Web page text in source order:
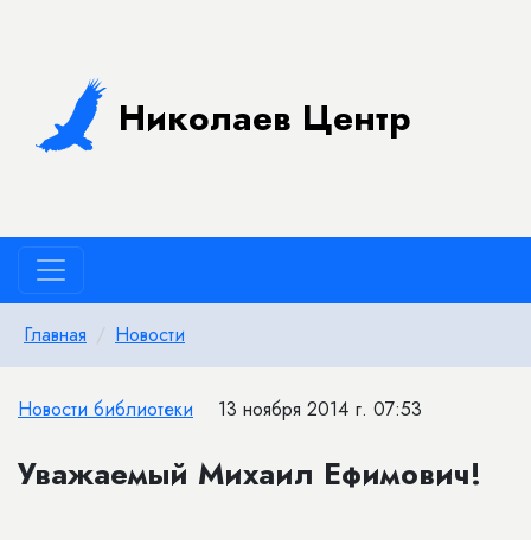
Николаев Центр
Главная Новости
Новости библиотеки 13 ноября 2014 г. 07:53
Уважаемый Михаил Ефимович!